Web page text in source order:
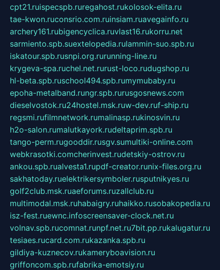
cpt21.ruispecspb.ruregahost.rukolosok-elita.ru
tae-kwon.ruconsrio.com.ruinsiam.ruavegainfo.ru
archery161.rubigencyclica.ruvlast16.rukorru.net
sarmiento.spb.suextelopedia.rulammin-suo.spb.ru
iskatour.spb.rusnpi.org.rurunning-line.ru
krygeva-spa.ruchel.net.rurust-loco.rudugshop.ru
hl-beta.spb.ruschool494.spb.rumymubaby.ru
epoha-metalband.rungr.spb.rurusgosnews.com
dieselvostok.ru24hostel.msk.ruw-dev.ruf-ship.ru
regsmi.rufilmnetwork.rumalinasp.rukinosvin.ru
h2o-salon.rumalutkayork.rudeltaprim.spb.ru
tango-perm.rugooddir.rusgv.sumultiki-online.com
webkrasotki.comcherinvest.rudetskiy-ostrov.ru
ankou.spb.rualvesta1.rupdf-creator.runix-files.org.ru
sakhatoday.ruelektrikersymboler.rusputnikyes.ru
golf2club.msk.ruaeforums.ruzallclub.ru
multimodal.msk.ruhabaigry.ruhaikko.rusobakopedia.ru
isz-fest.ruewnc.infoscreensaver-clock.net.ru
volnav.spb.rucomnat.runpf.net.ru7bit.pp.rukalugatur.ru
tesiaes.rucard.com.rukazanka.spb.ru
gildiya-kuznecov.rukameryboavision.ru
griffoncom.spb.rufabrika-emotsiy.ru